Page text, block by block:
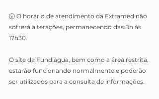
🕡 O horário de atendimento da Extramed não
sofrerá alterações, permanecendo das 8h às
17h30.
O site da Fundiágua, bem como a área restrita,
estarão funcionando normalmente e poderão
ser utilizados para a consulta de informações.